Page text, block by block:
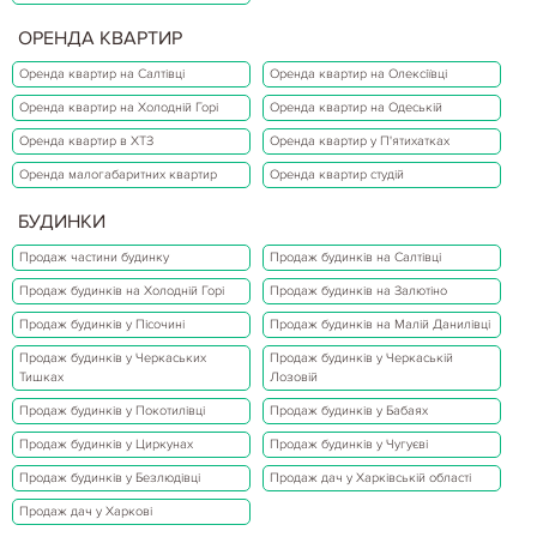
ОРЕНДА КВАРТИР
Оренда квартир на Салтівці Оренда квартир на Олексіївці
Оренда квартир на Холодній Горі Оренда квартир на Одеській
Оренда квартир в ХТЗ Оренда квартир у П'ятихатках
Оренда малогабаритних квартир Оренда квартир студій
БУДИНКИ
Продаж частини будинку Продаж будинків на Салтівці
Продаж будинків на Холодній Горі Продаж будинків на Залютіно
Продаж будинків у Пісочині Продаж будинків на Малій Данилівці
Продаж будинків у Черкаських
Тишках
Продаж будинків у Черкаській
Лозовій
Продаж будинків у Покотилівці Продаж будинків у Бабаях
Продаж будинків у Циркунах Продаж будинків у Чугуєві
Продаж будинків у Безлюдівці Продаж дач у Харківській області
Продаж дач у Харкові